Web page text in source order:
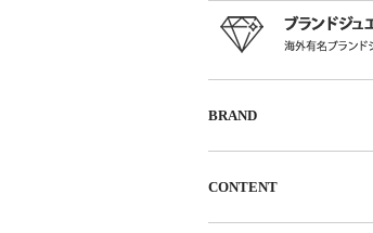
BRAND
CONTENT